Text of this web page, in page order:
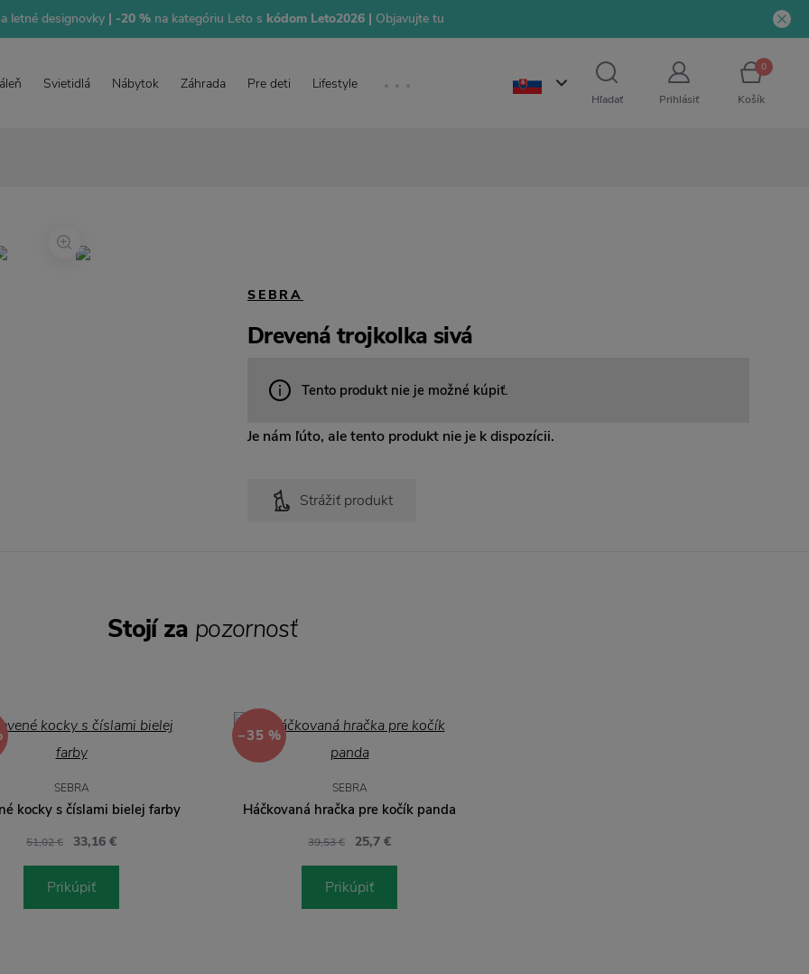
letné designovky| -20 % na kategóriu Leto s kódom Leto2026 | Objavujte tu
Svietidlá Nábytok Záhrada Pre deti Lifestyle
Hľadať Prihlásiť
0
Košík
SEBRA
Drevená trojkolka sivá
Tento produkt nie je možné kúpiť.
Je nám ľúto, ale tento produkt nie je k dispozícii.
Strážiť produkt
Stojí za pozornosť
SEBRA
kocky s číslami bielej farby
51,02 € 33,16 €
Prikúpiť
−35 %
SEBRA
Háčkovaná hračka pre kočík panda
39,53 € 25,7 €
Prikúpiť